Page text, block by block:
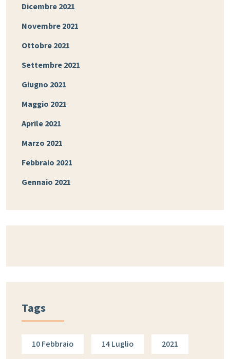
Dicembre 2021
Novembre 2021
Ottobre 2021
Settembre 2021
Giugno 2021
Maggio 2021
Aprile 2021
Marzo 2021
Febbraio 2021
Gennaio 2021
Tags
10 Febbraio 14 Luglio 2021